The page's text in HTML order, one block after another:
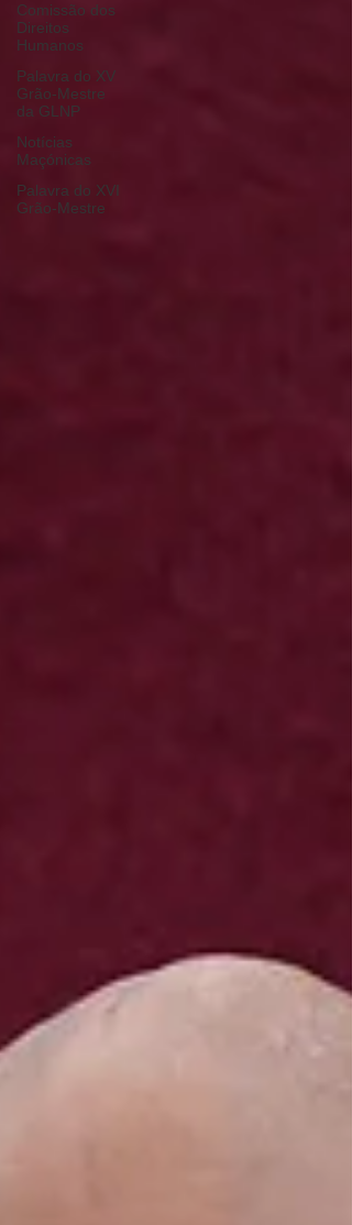
Comissão dos
Direitos
Humanos
Palavra do XV
Grão-Mestre
da GLNP
Notícias
Maçónicas
Palavra do XVI
Grão-Mestre